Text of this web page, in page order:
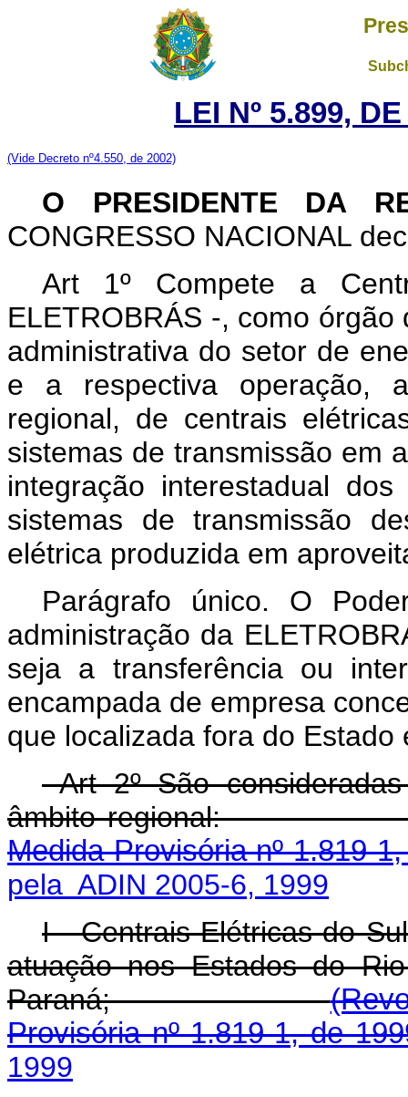
LEI Nº 5.899,
(Vide Decreto nº4.550, de 2002)
O PRESIDENTE DA
CONGRESSO NACIONAL
Art 1º Compete a
ELETROBRÁS -, como
administrativa do setor de
e a respectiva operação,
regional, de centrais
sistemas de transmissão em
integração interestadual
sistemas de transmissão
elétrica produzida em
Parágrafo único. O
administração da
seja a transferência ou
encampada de empresa
que localizada fora do
Art 2º São consideradas
âmbito
Medida Provisória nº 1.819-
pela ADIN 2005-6, 1999
I - Centrais Elétricas do
atuação nos Estados do
Paraná;
Provisória nº 1.819-1, de
1999